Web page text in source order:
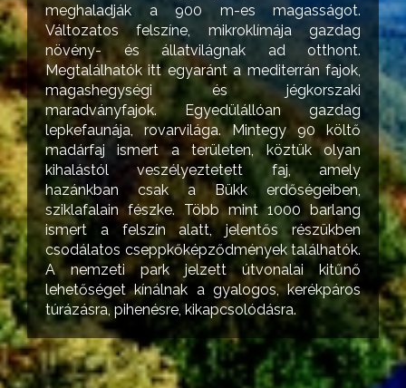
meghaladják a 900 m-es magasságot.
Változatos felszíne, mikroklímája gazdag
növény- és állatvilágnak ad otthont.
Megtalálhatók itt egyaránt a mediterrán fajok,
magashegységi és jégkorszaki
maradványfajok. Egyedülállóan gazdag
lepkefaunája, rovarvilága. Mintegy 90 költő
madárfaj ismert a területen, köztük olyan
kihalástól veszélyeztetett faj, amely
hazánkban csak a Bükk erdőségeiben,
sziklafalain fészke. Több mint 1000 barlang
ismert a felszín alatt, jelentős részükben
csodálatos cseppkőképződmények találhatók.
A nemzeti park jelzett útvonalai kitűnő
lehetőséget kínálnak a gyalogos, kerékpáros
túrázásra, pihenésre, kikapcsolódásra.